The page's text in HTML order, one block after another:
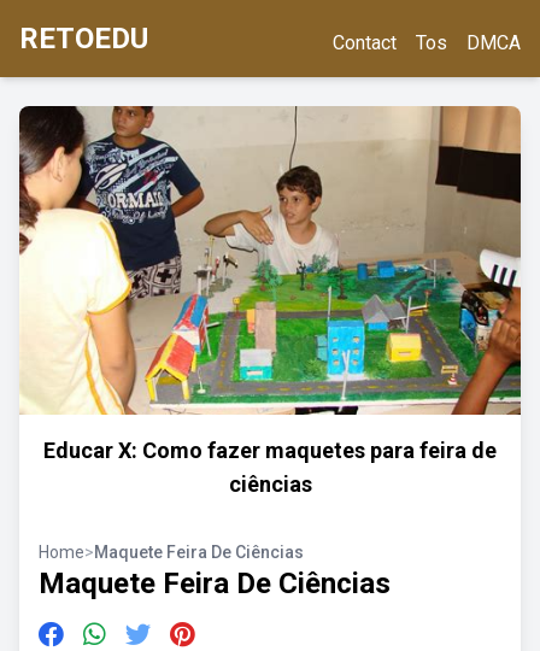
RETOEDU Contact Tos DMCA
Educar X: Como fazer maquetes para feira de
ciências
Home>Maquete Feira De Ciências
Maquete Feira De Ciências